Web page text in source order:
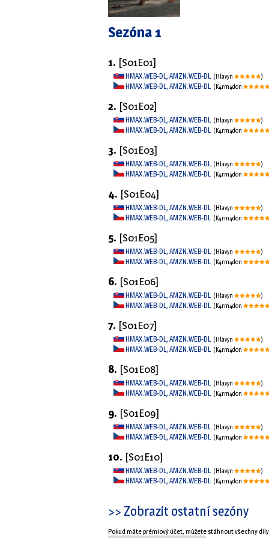
Sezóna 1
1. [S01E01]
HMAX.WEB-DL, AMZN.WEB-DL (Hlavyn )
HMAX.WEB-DL, AMZN.WEB-DL (K4rm4d0n
2. [S01E02]
HMAX.WEB-DL, AMZN.WEB-DL (Hlavyn )
HMAX.WEB-DL, AMZN.WEB-DL (K4rm4d0n
3. [S01E03]
HMAX.WEB-DL, AMZN.WEB-DL (Hlavyn )
HMAX.WEB-DL, AMZN.WEB-DL (K4rm4d0n
4. [S01E04]
HMAX.WEB-DL, AMZN.WEB-DL (Hlavyn )
HMAX.WEB-DL, AMZN.WEB-DL (K4rm4d0n
5. [S01E05]
HMAX.WEB-DL, AMZN.WEB-DL (Hlavyn )
HMAX.WEB-DL, AMZN.WEB-DL (K4rm4d0n
6. [S01E06]
HMAX.WEB-DL, AMZN.WEB-DL (Hlavyn )
HMAX.WEB-DL, AMZN.WEB-DL (K4rm4d0n
7. [S01E07]
HMAX.WEB-DL, AMZN.WEB-DL (Hlavyn )
HMAX.WEB-DL, AMZN.WEB-DL (K4rm4d0n
8. [S01E08]
HMAX.WEB-DL, AMZN.WEB-DL (Hlavyn )
HMAX.WEB-DL, AMZN.WEB-DL (K4rm4d0n
9. [S01E09]
HMAX.WEB-DL, AMZN.WEB-DL (Hlavyn )
HMAX.WEB-DL, AMZN.WEB-DL (K4rm4d0n
10. [S01E10]
HMAX.WEB-DL, AMZN.WEB-DL (Hlavyn )
HMAX.WEB-DL, AMZN.WEB-DL (K4rm4d0n
>> Zobrazit ostatní sezóny
Pokud máte prémiový účet, můžete stáhnout všechny